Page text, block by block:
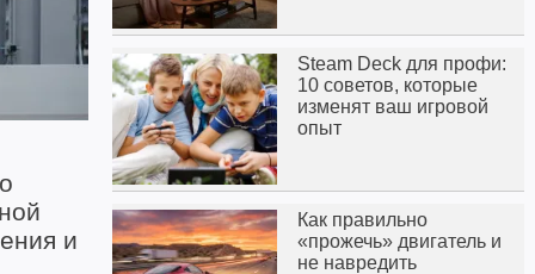
и
Steam Deck для профи:
10 советов, которые
изменят ваш игровой
опыт
Как правильно
«прожечь» двигатель и
не навредить